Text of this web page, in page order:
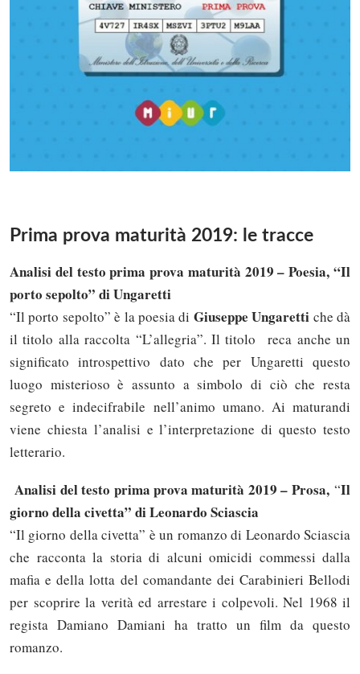
Prima prova maturità 2019: le tracce
Analisi del testo prima prova maturità 2019 – Poesia, “Il
porto sepolto” di Ungaretti
“Il porto sepolto” è la poesia di Giuseppe Ungaretti che dà
il titolo alla raccolta “L’allegria”. Il titolo reca anche un
significato introspettivo dato che per Ungaretti questo
luogo misterioso è assunto a simbolo di ciò che resta
segreto e indecifrabile nell’animo umano. Ai maturandi
viene chiesta l’analisi e l’interpretazione di questo testo
letterario.
Analisi del testo prima prova maturità 2019 – Prosa,“Il
giorno della civetta” di Leonardo Sciascia
“Il giorno della civetta” è un romanzo di Leonardo Sciascia
che racconta la storia di alcuni omicidi commessi dalla
mafia e della lotta del comandante dei Carabinieri Bellodi
per scoprire la verità ed arrestare i colpevoli. Nel 1968 il
regista Damiano Damiani ha tratto un film da questo
romanzo.